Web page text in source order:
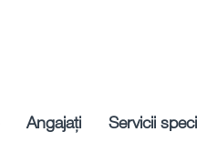
Angajați Servicii